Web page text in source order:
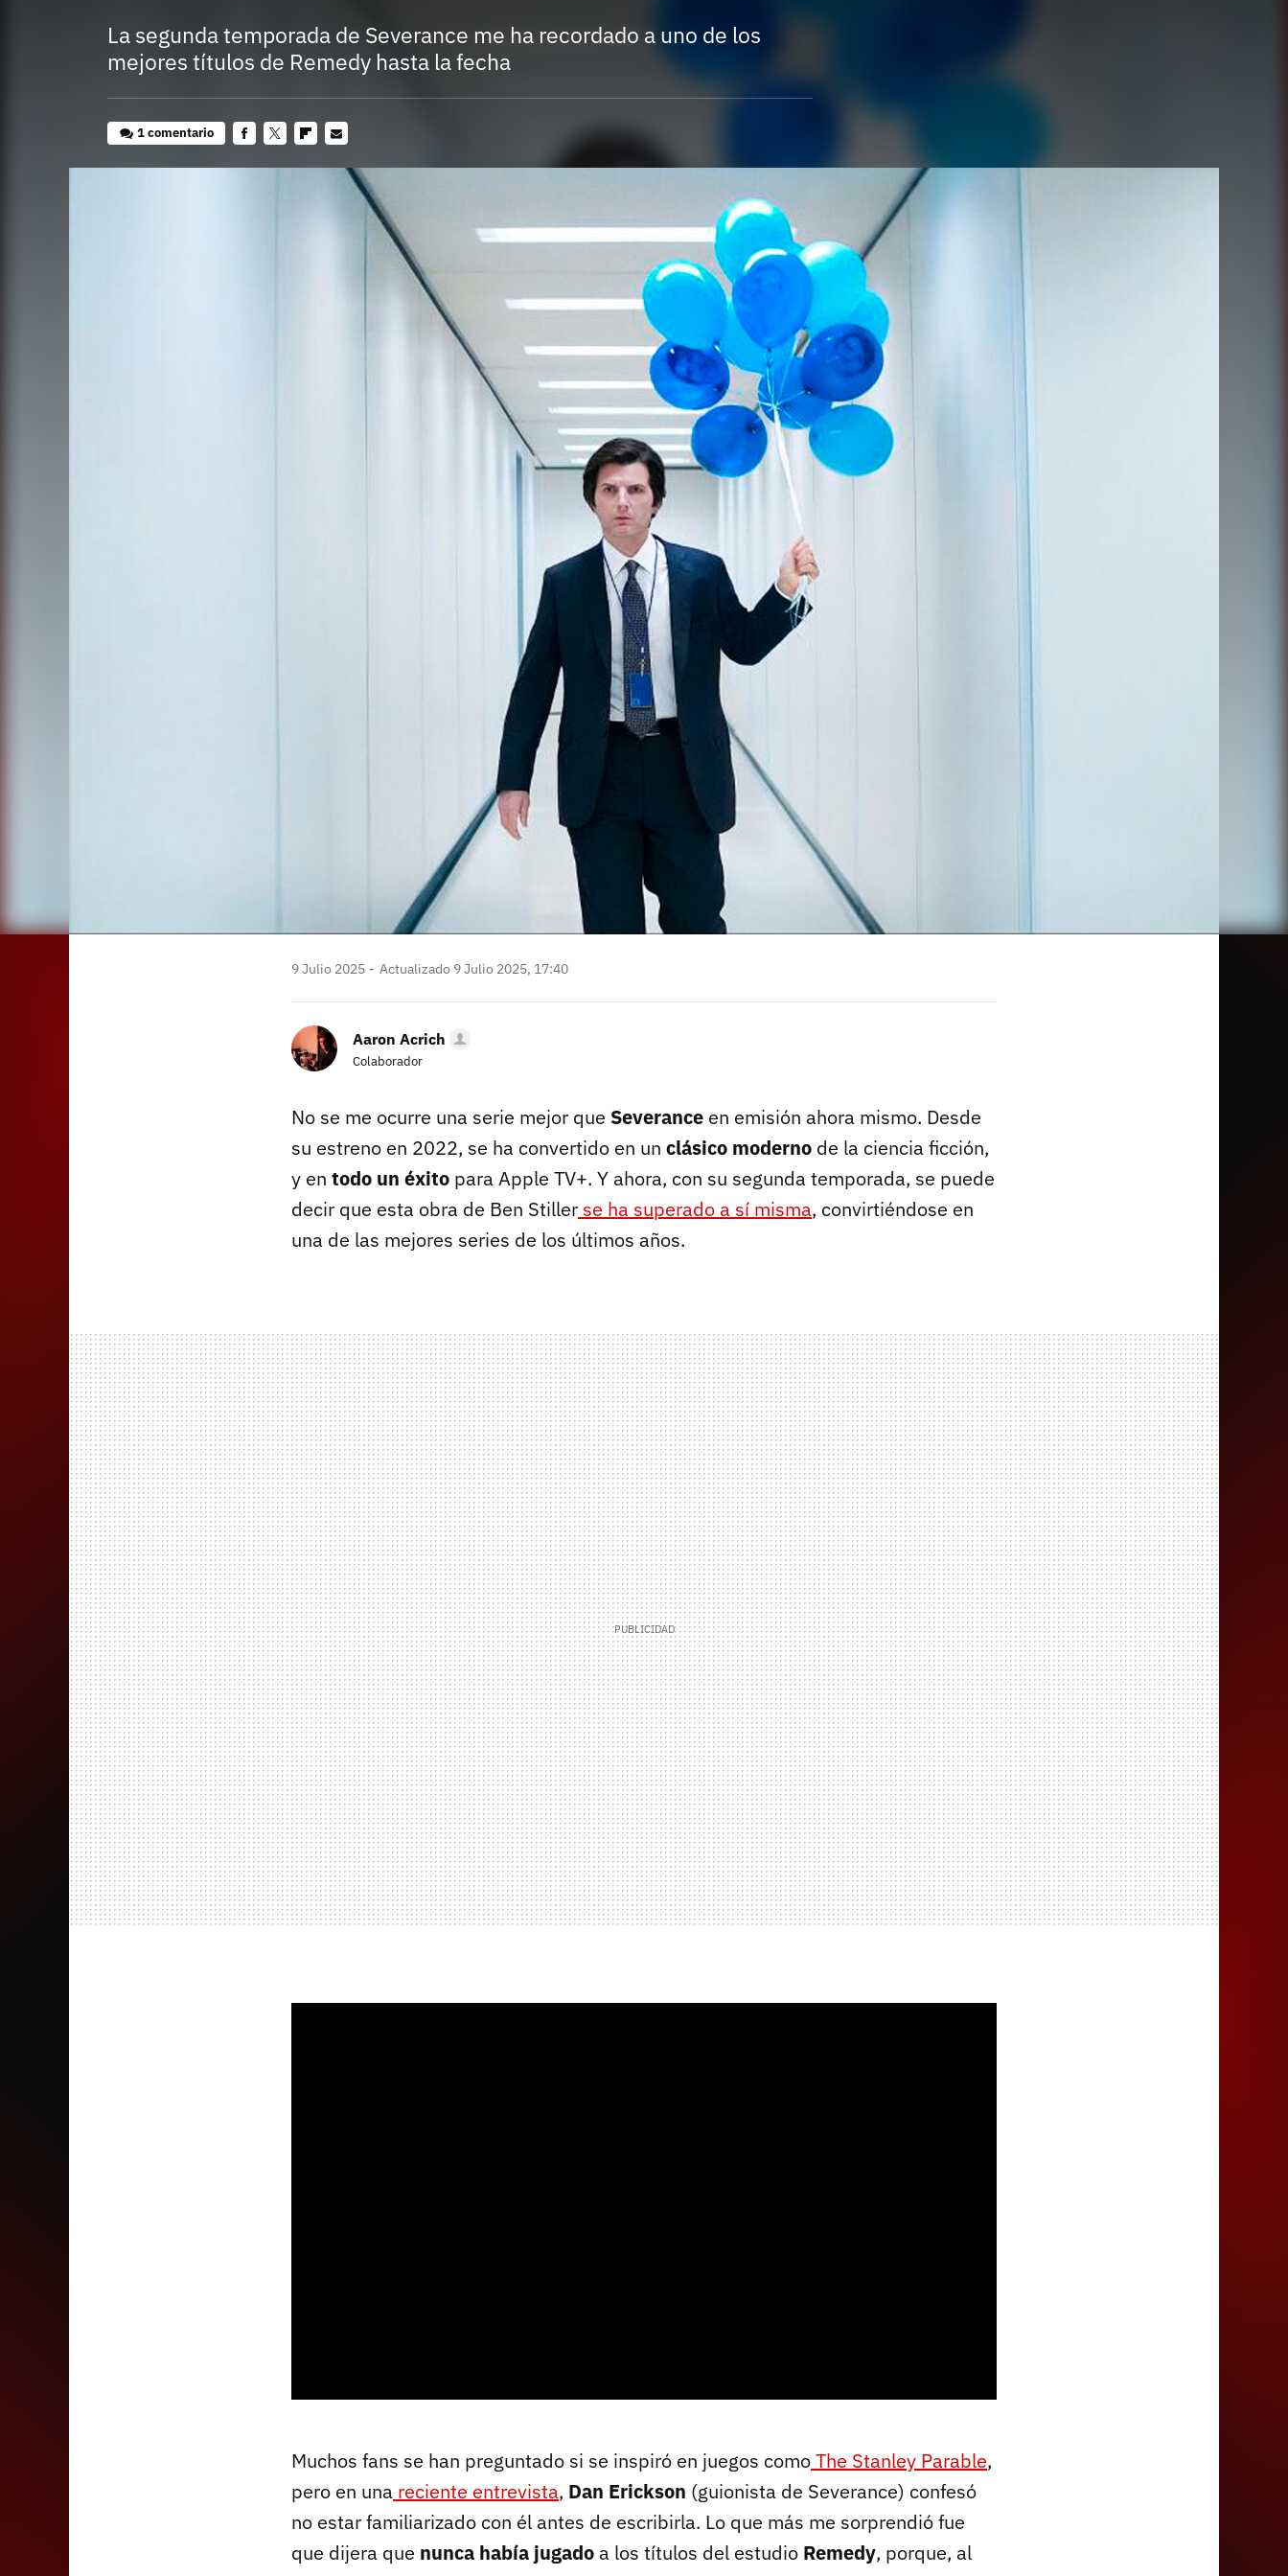
La segunda temporada de Severance me ha recordado a uno de los
mejores títulos de Remedy hasta la fecha
1 comentario
mail
9 Julio 2025 Actualizado 9 Julio 2025, 17:40
Aaron Acrich
Colaborador
No se me ocurre una serie mejor que Severance en emisión ahora mismo. Desde
su estreno en 2022, se ha convertido en un clásico moderno de la ciencia ficción,
y en todo un éxito para Apple TV+. Y ahora, con su segunda temporada, se puede
decir que esta obra de Ben Stiller se ha superado a sí misma, convirtiéndose en
una de las mejores series de los últimos años.
Muchos fans se han preguntado si se inspiró en juegos comoThe Stanley Parable,
pero en una reciente entrevista, Dan Erickson (guionista de Severance) confesó
no estar familiarizado con él antes de escribirla. Lo que más me sorprendió fue
que dijera que nunca había jugado a los títulos del estudio Remedy, porque, al